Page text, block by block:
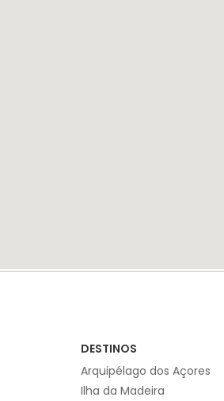
DESTINOS
Arquipélago dos Açores
Ilha da Madeira